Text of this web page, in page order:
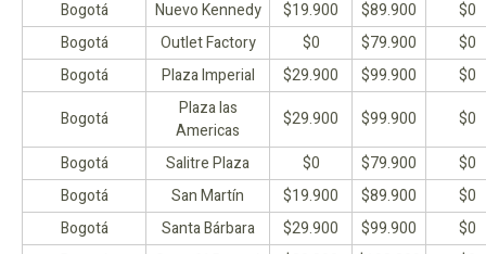
Bogotá
Nuevo Kennedy $19.900 $89.900
$0
Bogotá
Outlet Factory $0 $79.900
$0
Bogotá
Plaza Imperial $29.900 $99.900
$0
Bogotá
Plaza las
Americas
$29.900 $99.900
$0
Bogotá
Salitre Plaza $0 $79.900
$0
Bogotá
San Martín $19.900 $89.900
$0
Bogotá
Santa Bárbara $29.900 $99.900
$0